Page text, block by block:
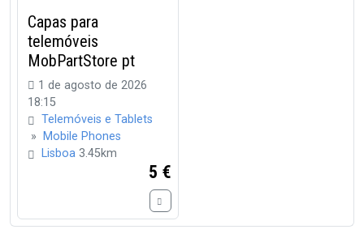
Capas para
telemóveis
MobPartStore pt
1 de agosto de 2026
18:15
Telemóveis e Tablets
»
Mobile Phones
Lisboa 3.45km
5 €